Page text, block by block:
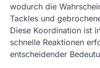
wodurch die
Tackles und
Diese Koordination ist
schnelle Reaktionen
entscheidender